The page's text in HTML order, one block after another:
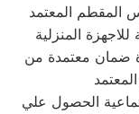
المقطم المعتمد
المنزلية
ضمان معتمدة من
الحصول علي